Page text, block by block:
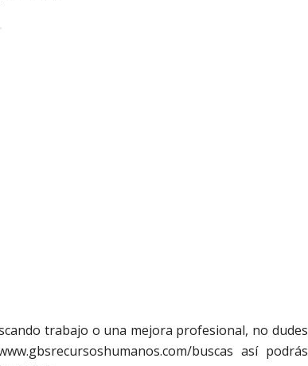
trabajo o una mejora profesional, no dudes
buscas así podrás